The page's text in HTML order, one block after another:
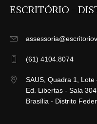
ESCRITÓRIO –
(61) 4104.8074
SAUS, Quadra 1, Lote
Ed. Libertas - Sala 304
Brasília - Distrito